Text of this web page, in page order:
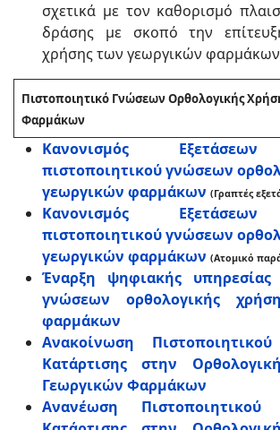
σχετικά με τον καθορισμό
δράσης με σκοπό την
χρήσης των γεωργικών φαρμάκων
Πιστοποιητικό Γνώσεων Ορθολογικής
Φαρμάκων
Κανονισμός
πιστοποιητικού γνώσεων
γεωργικών φαρμάκων (Γραπτές
Κανονισμός
πιστοποιητικού γνώσεων
γεωργικών φαρμάκων (Ατομικό
Έναρξη ψηφιακής υπηρεσίας
γνώσεων ορθολογικής
φαρμάκων
Ανακοίνωση
Κατάρτισης στην
Γεωργικών Φαρμάκων
Ανανέωση